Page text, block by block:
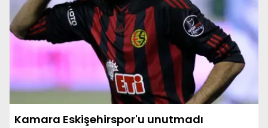
Kamara Eskişehirspor'u unutmadı